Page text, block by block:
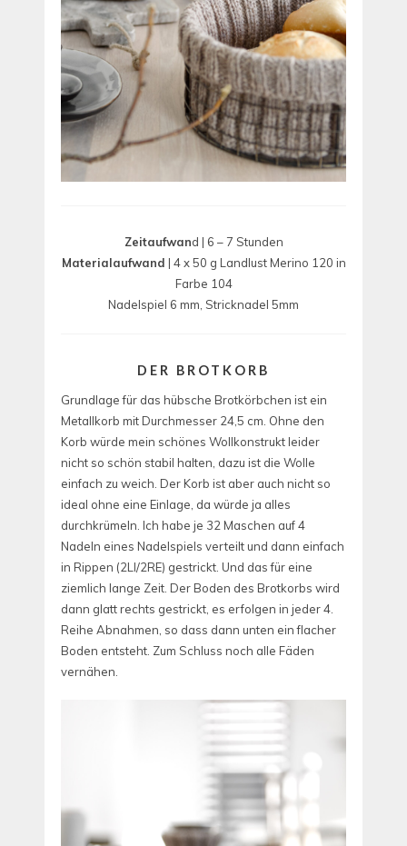
Zeitaufwand | 6 – 7 Stunden
Materialaufwand | 4 x 50 g Landlust Merino 120 in
Farbe 104
Nadelspiel 6 mm, Stricknadel 5mm
DER BROTKORB
Grundlage für das hübsche Brotkörbchen ist ein
Metallkorb mit Durchmesser 24,5 cm. Ohne den
Korb würde mein schönes Wollkonstrukt leider
nicht so schön stabil halten, dazu ist die Wolle
einfach zu weich. Der Korb ist aber auch nicht so
ideal ohne eine Einlage, da würde ja alles
durchkrümeln. Ich habe je 32 Maschen auf 4
Nadeln eines Nadelspiels verteilt und dann einfach
in Rippen (2LI/2RE) gestrickt. Und das für eine
ziemlich lange Zeit. Der Boden des Brotkorbs wird
dann glatt rechts gestrickt, es erfolgen in jeder 4.
Reihe Abnahmen, so dass dann unten ein flacher
Boden entsteht. Zum Schluss noch alle Fäden
vernähen.